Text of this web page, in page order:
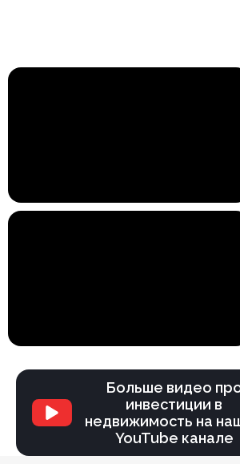
Больше видео
инвестиции в
недвижимость на
YouTube канале